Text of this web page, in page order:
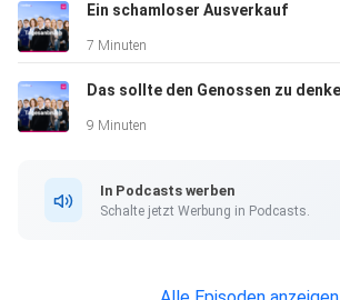
Ein schamloser Ausverkauf
7 Minuten
9 Minuten
In Podcasts werben
Schalte jetzt Werbung in Podcasts.